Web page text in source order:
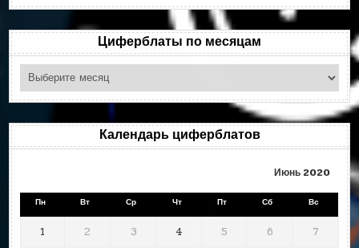
рубрикам
Циферблаты по месяцам
Циферблаты
по
месяцам
Календарь циферблатов
Июнь 2020
Пн Вт Ср Чт Пт Сб Вс
1 2 3 4 5 6
7